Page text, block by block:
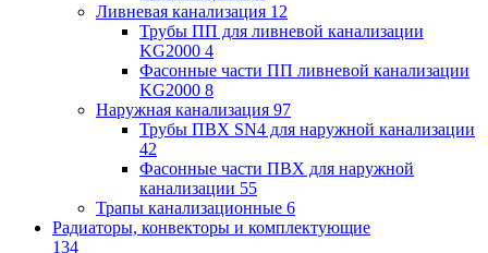
Ливневая канализация 12
Трубы ПП для ливневой канализации
KG2000 4
Фасонные части ПП ливневой канализации
KG2000 8
Наружная канализация 97
Трубы ПВХ SN4 для наружной канализации
42
Фасонные части ПВХ для наружной
канализации 55
Трапы канализационные 6
Радиаторы, конвекторы и комплектующие
134